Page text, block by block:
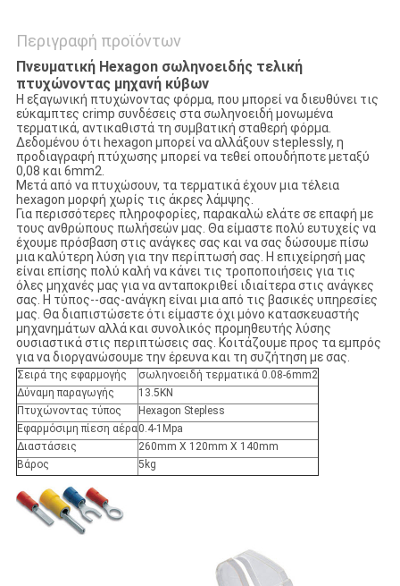
Περιγραφή προϊόντων
Πνευματική Hexagon σωληνοειδής τελική
πτυχώνοντας μηχανή κύβων
Η εξαγωνική πτυχώνοντας φόρμα, που μπορεί να διευθύνει τις
εύκαμπτες crimp συνδέσεις στα σωληνοειδή μονωμένα
τερματικά, αντικαθιστά τη συμβατική σταθερή φόρμα.
Δεδομένου ότι hexagon μπορεί να αλλάξουν steplessly, η
προδιαγραφή πτύχωσης μπορεί να τεθεί οπουδήποτε μεταξύ
0,08 και 6mm2.
Μετά από να πτυχώσουν, τα τερματικά έχουν μια τέλεια
hexagon μορφή χωρίς τις άκρες λάμψης.
Για περισσότερες πληροφορίες, παρακαλώ ελάτε σε επαφή με
τους ανθρώπους πωλήσεών μας. Θα είμαστε πολύ ευτυχείς να
έχουμε πρόσβαση στις ανάγκες σας και να σας δώσουμε πίσω
μια καλύτερη λύση για την περίπτωσή σας. Η επιχείρησή μας
είναι επίσης πολύ καλή να κάνει τις τροποποιήσεις για τις
όλες μηχανές μας για να ανταποκριθεί ιδιαίτερα στις ανάγκες
σας. Η τύπος--σας-ανάγκη είναι μια από τις βασικές υπηρεσίες
μας. Θα διαπιστώσετε ότι είμαστε όχι μόνο κατασκευαστής
μηχανημάτων αλλά και συνολικός προμηθευτής λύσης
ουσιαστικά στις περιπτώσεις σας. Κοιτάζουμε προς τα εμπρός
για να διοργανώσουμε την έρευνα και τη συζήτηση με σας.
Σειρά της εφαρμογής
σωληνοειδή τερματικά 0.08-6mm2
Δύναμη παραγωγής
13.5KN
Πτυχώνοντας τύπος
Hexagon Stepless
Εφαρμόσιμη πίεση αέρα0.4-1Mpa
Διαστάσεις
260mm X 120mm X 140mm
Βάρος
5kg